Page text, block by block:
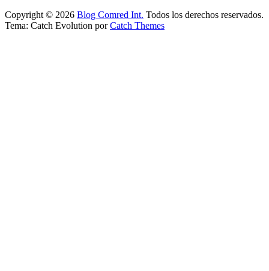
Copyright © 2026 Blog Comred Int. Todos los derechos reservados.
Tema: Catch Evolution porCatch Themes